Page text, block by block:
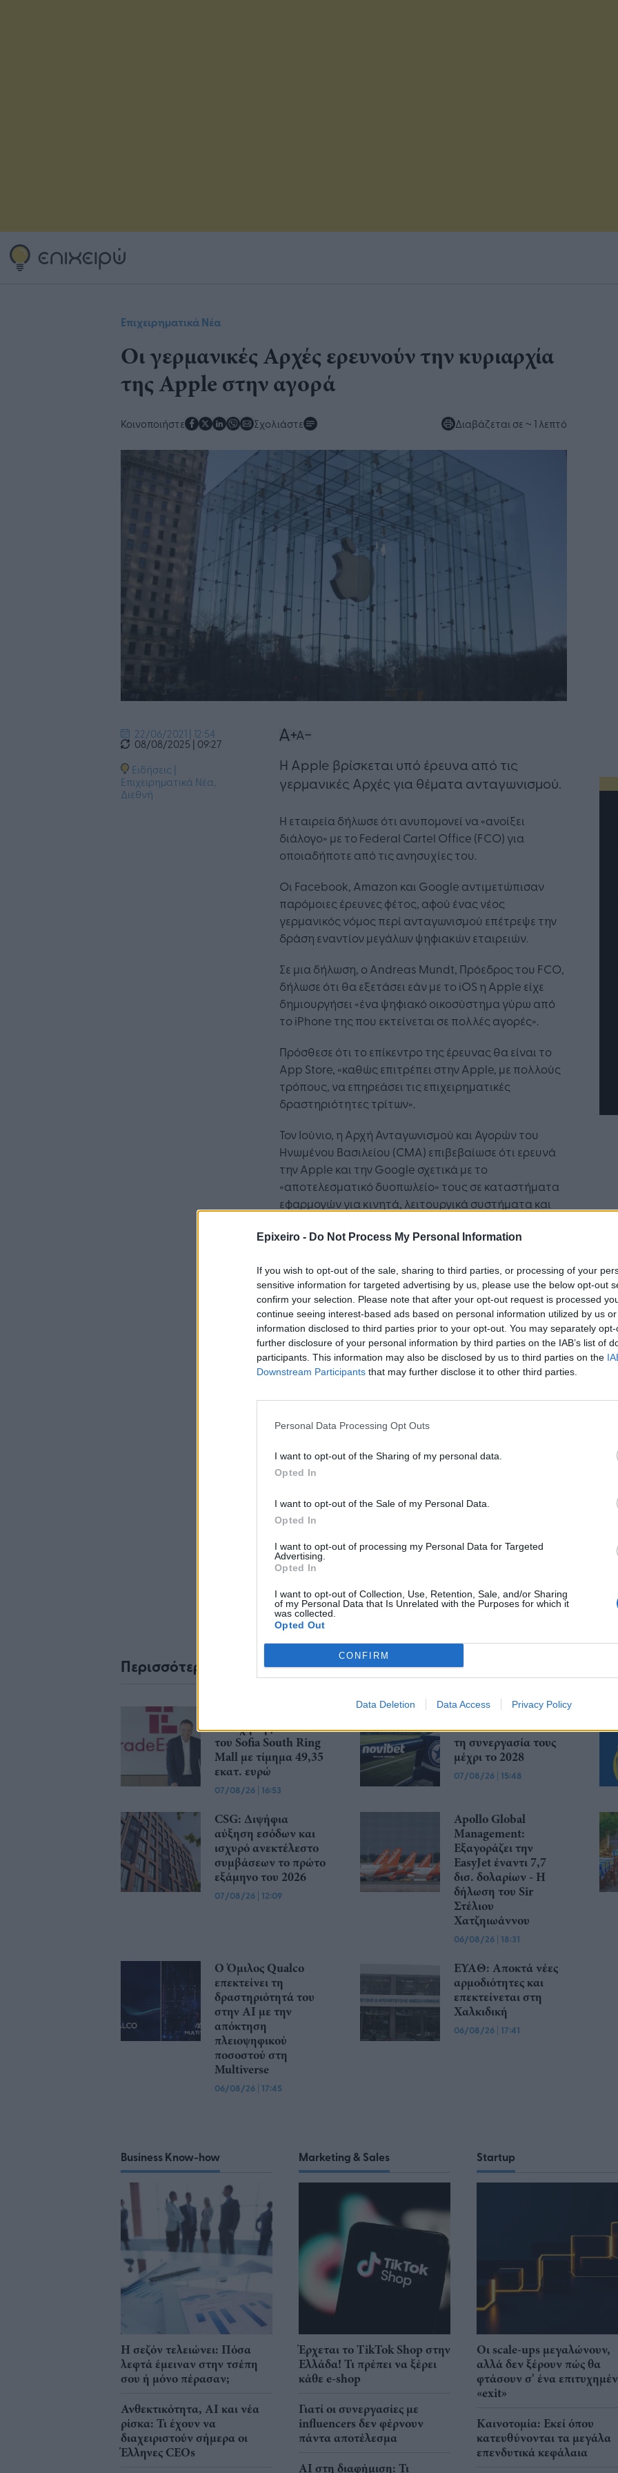
Epixeiro - Do Not Process My Personal Information
If you wish to opt-out of the sale, sharing to third parties, or processing of your
sensitive information for targeted advertising by us, please use the below opt-out
confirm your selection. Please note that after your opt-out request is processed
continue seeing interest-based ads based on personal information utilized by us
information disclosed to third parties prior to your opt-out. You may separately
further disclosure of your personal information by third parties on the IAB’s list of
participants. This information may also be disclosed by us to third parties on the
Downstream Participants that may further disclose it to other third parties.
Personal Data Processing Opt Outs
I want to opt-out of the Sharing of my personal data.
Opted In
I want to opt-out of the Sale of my Personal Data.
Opted In
I want to opt-out of processing my Personal Data for Targeted
Advertising.
Opted In
I want to opt-out of Collection, Use, Retention, Sale, and/or Sharing
of my Personal Data that Is Unrelated with the Purposes for which it
was collected.
Opted Out
CONFIRM
Data Deletion Data Access Privacy Policy
Επιχειρηματικά Νέα
Οι γερμανικές Αρχές ερευνούν την κυριαρχία
της Apple στην αγορά
Κοινοποιήστε Σχολιάστε Διαβάζεται σε ~ 1 λεπτό
22/06/2021 | 12:54
08/08/2025 | 09:27
Ειδήσεις |
Επιχειρηματικά Νέα,
Διεθνή
Η Apple βρίσκεται υπό έρευνα από τις
γερμανικές Αρχές για θέματα ανταγωνισμού.
Η εταιρεία δήλωσε ότι ανυπομονεί να «ανοίξει
διάλογο» με το Federal Cartel Office (FCO) για
οποιαδήποτε από τις ανησυχίες του.
Οι Facebook, Amazon και Google αντιμετώπισαν
παρόμοιες έρευνες φέτος, αφού ένας νέος
γερμανικός νόμος περί ανταγωνισμού επέτρεψε την
δράση εναντίον μεγάλων ψηφιακών εταιρειών.
Σε μια δήλωση, ο Andreas Mundt, Πρόεδρος του FCO,
δήλωσε ότι θα εξετάσει εάν με το iOS η Apple είχε
δημιουργήσει «ένα ψηφιακό οικοσύστημα γύρω από
το iPhone της που εκτείνεται σε πολλές αγορές».
Πρόσθεσε ότι το επίκεντρο της έρευνας θα είναι το
App Store, «καθώς επιτρέπει στην Apple, με πολλούς
τρόπους, να επηρεάσει τις επιχειρηματικές
δραστηριότητες τρίτων».
Τον Ιούνιο, η Αρχή Ανταγωνισμού και Αγορών του
Ηνωμένου Βασιλείου (CMA) επιβεβαίωσε ότι ερευνά
την Apple και την Google σχετικά με το
«αποτελεσματικό δυοπωλείο» τους σε καταστήματα
εφαρμογών για κινητά, λειτουργικά συστήματα και
Ακολουθήστε το στο
Google Newsκαι μάθετε πρώτοι
όλα τα επιχειρηματικά νέα
επιχειρηματικέςΕιδήσειςαπό την
Ελλάδα και τον κόσμο στο
Σχολιάστε
... σχόλια
Η Τεχνητή Νοημοσύνη: το νέο
λειτουργικό σύστημα της
επιχείρησης
Οι προσλήψεις αλλάζουν: To
Jobfind.gr ως στρατηγικός
«σύμμαχος» για κάθε
Περισσότερα από το
κατοχή της το 50%
του Sofia South Ring
Mall με τίμημα 49,35
εκατ. ευρώ
07/08/26 | 16:53
Ατρόμητος και
Novibet ανανεώνουν
τη συνεργασία τους
μέχρι το 2028
07/08/26 | 15:48
CSG: Διψήφια
αύξηση εσόδων και
ισχυρό ανεκτέλεστο
συμβάσεων το πρώτο
εξάμηνο του 2026
07/08/26 | 12:09
Apollo Global
Management:
Εξαγοράζει την
EasyJet έναντι 7,7
δισ. δολαρίων - Η
δήλωση του Sir
Στέλιου
Χατζηιωάννου
06/08/26 | 18:31
Ο Όμιλος Qualco
επεκτείνει τη
δραστηριότητά του
στην ΑΙ με την
απόκτηση
πλειοψηφικού
ποσοστού στη
Multiverse
06/08/26 | 17:45
ΕΥΑΘ: Αποκτά νέες
αρμοδιότητες και
επεκτείνεται στη
Χαλκιδική
06/08/26 | 17:41
Business Know-how
Η σεζόν τελειώνει: Πόσα
λεφτά έμειναν στην τσέπη
σου ή μόνο πέρασαν;
Ανθεκτικότητα, AI και νέα
ρίσκα: Τι έχουν να
διαχειριστούν σήμερα οι
Έλληνες CEOs
Marketing & Sales
Έρχεται το TikTok Shop στην
Ελλάδα! Τι πρέπει να ξέρει
κάθε e-shop
Γιατί οι συνεργασίες με
influencers δεν φέρνουν
πάντα αποτέλεσμα
AI στη διαφήμιση: Τι
Startup
Οι scale-ups μεγαλώνουν,
αλλά δεν ξέρουν πώς θα
φτάσουν σ' ένα
«exit»
Καινοτομία: Εκεί όπου
κατευθύνονται τα μεγάλα
επενδυτικά κεφάλαια